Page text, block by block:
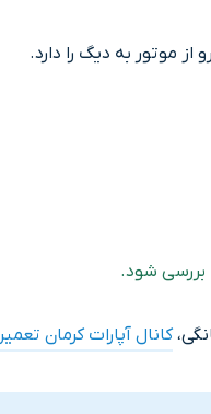
موتور به دیگ را دارد.
بررسی شود.
کانال آپارات کرمان تعمیر